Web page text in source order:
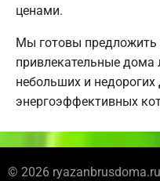
ценами.
Мы готовы
привлекательные дома
небольших и
энергоэффективных
© 2026 ryazanbrusdoma.ru